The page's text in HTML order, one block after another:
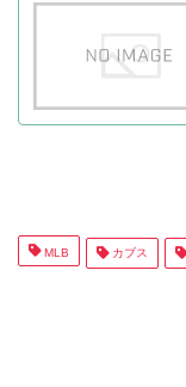
MLB カブス